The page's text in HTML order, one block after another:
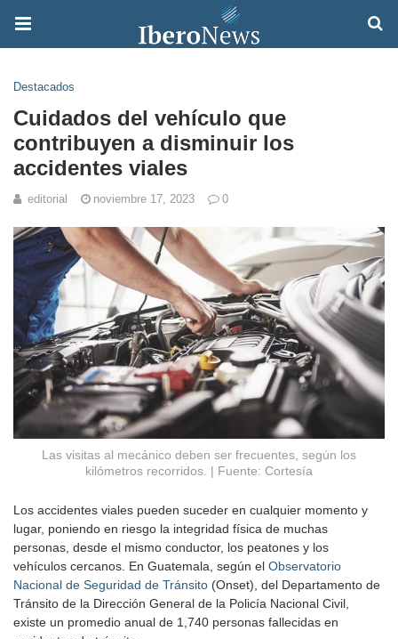
Destacados
Cuidados del vehículo que
contribuyen a disminuir los
accidentes viales
editorial noviembre 17, 2023 0
Las visitas al mecánico deben ser frecuentes, según los
kilómetros recorridos. | Fuente: Cortesía
Los accidentes viales pueden suceder en cualquier momento y
lugar, poniendo en riesgo la integridad física de muchas
personas, desde el mismo conductor, los peatones y los
vehículos cercanos. En Guatemala, según el Observatorio
Nacional de Seguridad de Tránsito (Onset), del Departamento de
Tránsito de la Dirección General de la Policía Nacional Civil,
existe un promedio anual de 1,740 personas fallecidas en